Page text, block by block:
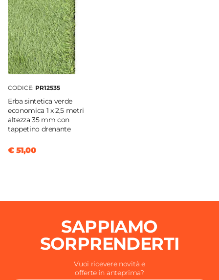
CODICE: PR12535
Erba sintetica verde
economica 1 x 2,5 metri
altezza 35 mm con
tappetino drenante
€ 51,00
SAPPIAMO
SORPRENDERTI
Vuoi ricevere novità e
offerte in anteprima?